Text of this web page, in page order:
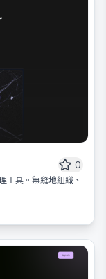
0
工具。無縫地組織、